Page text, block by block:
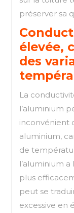
préserver sa
élevée,
des
La
l’aluminium
inconvénient
aluminium,
de
l’aluminium
plus
peut se
excessive en